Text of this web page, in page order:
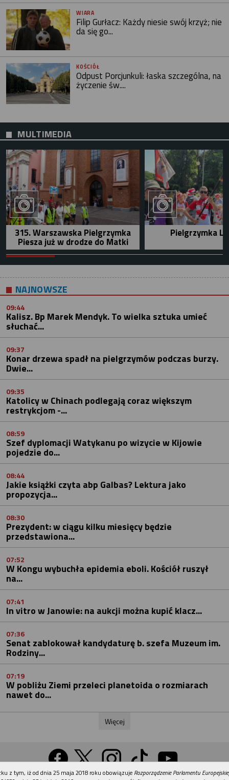
WIARA
Filip Gurłacz: Każdy niesie swój krzyż; nie
da się go...
KOŚCIÓŁ
Odpust Porcjunkuli: łaska szczególna, na
życzenie św....
MULTIMEDIA
315. Warszawska Pielgrzymka
Piesza już w drodze do Matki
Pielgrzymka
NAJNOWSZE
09:44
Kalisz. Bp Marek Mendyk. To wielka sztuka umieć
słuchać...
09:37
Konar drzewa spadł na pielgrzymów podczas burzy.
Dwie...
09:35
Katolicy w Chinach podlegają coraz większym
restrykcjom -...
08:59
Szef dyplomacji Watykanu po wizycie w Kijowie
pojedzie do...
08:44
Jakie książki czyta abp Galbas? Lektura jako
propozycja...
08:30
Prezydent: w ciągu kilku miesięcy będzie
przedstawiona...
07:52
W Kongu wybuchła epidemia eboli. Kościół ruszył
na...
07:41
In vitro w Janowie: na aukcji można kupić klacz...
07:36
Senat zablokował kandydaturę b. szefa Muzeum im.
Rodziny...
07:19
W pobliżu Ziemi przeleci planetoida o rozmiarach
nawet do...
Więcej
REKLAMA
z tym, iż od dnia 25 maja 2018 roku obowiązuje Rozporządzenie Parlamentu